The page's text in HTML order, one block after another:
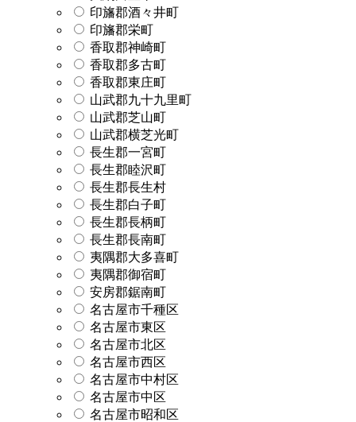
印旛郡酒々井町
印旛郡栄町
香取郡神崎町
香取郡多古町
香取郡東庄町
山武郡九十九里町
山武郡芝山町
山武郡横芝光町
長生郡一宮町
長生郡睦沢町
長生郡長生村
長生郡白子町
長生郡長柄町
長生郡長南町
夷隅郡大多喜町
夷隅郡御宿町
安房郡鋸南町
名古屋市千種区
名古屋市東区
名古屋市北区
名古屋市西区
名古屋市中村区
名古屋市中区
名古屋市昭和区